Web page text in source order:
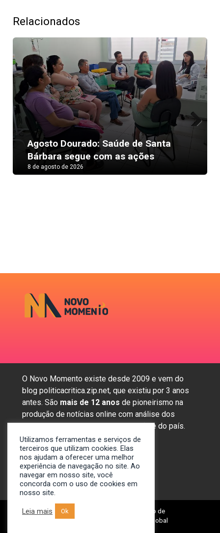
Relacionados
Agosto Dourado: Saúde de Santa
Bárbara segue com as ações
8 de agosto de 2026
O Novo Momento existe desde 2009 e vem do
blog politicacritica.zip.net, que existiu por 3 anos
antes. São mais de 12 anos de pioneirismo na
produção de notícias online com análise dos
assuntos mais importantes da região e do país.
Sobre nós
Anunciar
Contato
© 2009-2024. Portal Novo Momento de
Notícias. Desenvolvido por: Spivit Global
Utilizamos ferramentas e serviços de
terceiros que utilizam cookies. Elas
nos ajudam a oferecer uma melhor
experiência de navegação no site. Ao
navegar em nosso site, você
concorda com o uso de cookies em
nosso site.
Leia mais Ok